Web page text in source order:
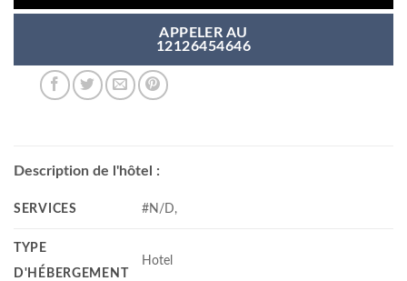
APPELER AU
12126454646
Description de l'hôtel :
SERVICES #N/D,
TYPE
D'HÉBERGEMENT
Hotel